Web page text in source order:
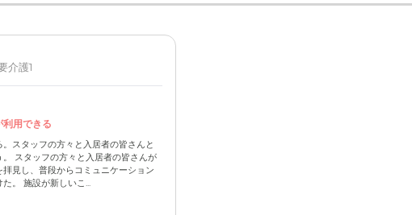
介護1
用できる
スタッフの方々と入居者の皆さんと
スタッフの方々と入居者の皆さんが
見し、普段からコミュニケーション
。 施設が新しいこ...